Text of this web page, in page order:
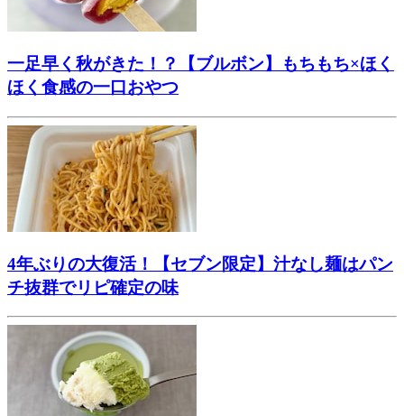
一足早く秋がきた！？【ブルボン】もちもち×ほく
ほく食感の一口おやつ
4年ぶりの大復活！【セブン限定】汁なし麺はパン
チ抜群でリピ確定の味